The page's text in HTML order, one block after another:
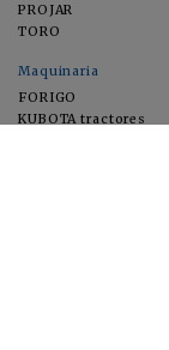
PROJAR
TORO
Maquinaria
FORIGO
KUBOTA tractores